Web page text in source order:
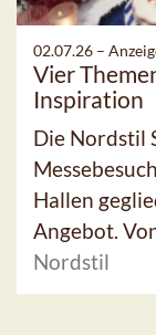
02.07.26 –
Vier
Inspiration
Die Nordstil
Hallen
Angebot.
Nordstil